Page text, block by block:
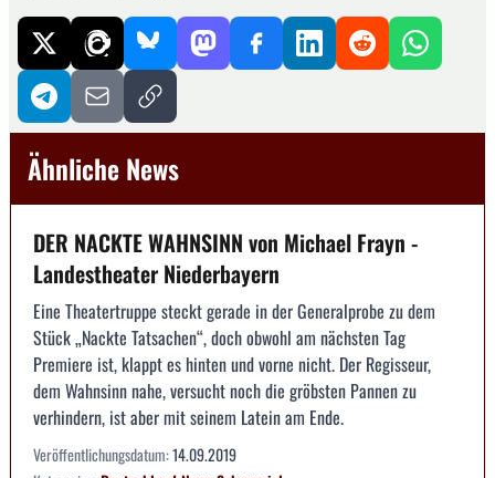
Ähnliche News
DER NACKTE WAHNSINN von Michael Frayn -
Landestheater Niederbayern
Eine Theatertruppe steckt gerade in der Generalprobe zu dem
Stück „Nackte Tatsachen“, doch obwohl am nächsten Tag
Premiere ist, klappt es hinten und vorne nicht. Der Regisseur,
dem Wahnsinn nahe, versucht noch die gröbsten Pannen zu
verhindern, ist aber mit seinem Latein am Ende.
Veröffentlichungsdatum:14.09.2019